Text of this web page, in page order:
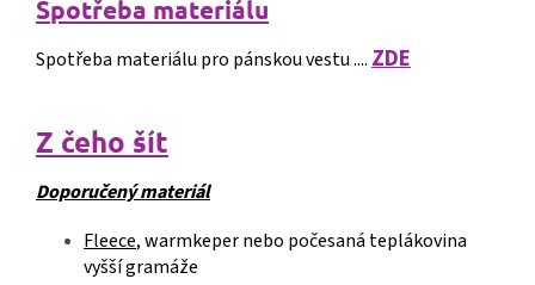
Spotřeba materiálu
Spotřeba materiálu pro pánskou vestu ....ZDE
Z čeho šít
Doporučený materiál
Fleece, warmkeper nebo počesaná teplákovina
vyšší gramáže